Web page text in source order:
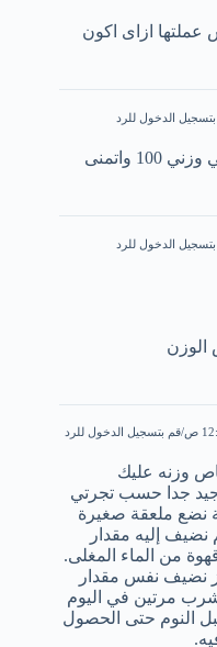
ازاى اكون
الدخول للرد
لسلام عليكم ارجو مساعدتي وزني 100 واتمنى
الدخول للرد
الوزن
قم بتسجيل الدخول للرد
وزنه عليك
جدا حسب تجرتي
نضع ملعقة صغيرة
إليه مقدار
من الماء المغلى.
نضيف نفس مقدار
مرتين في اليوم
النوم حتى الحصول